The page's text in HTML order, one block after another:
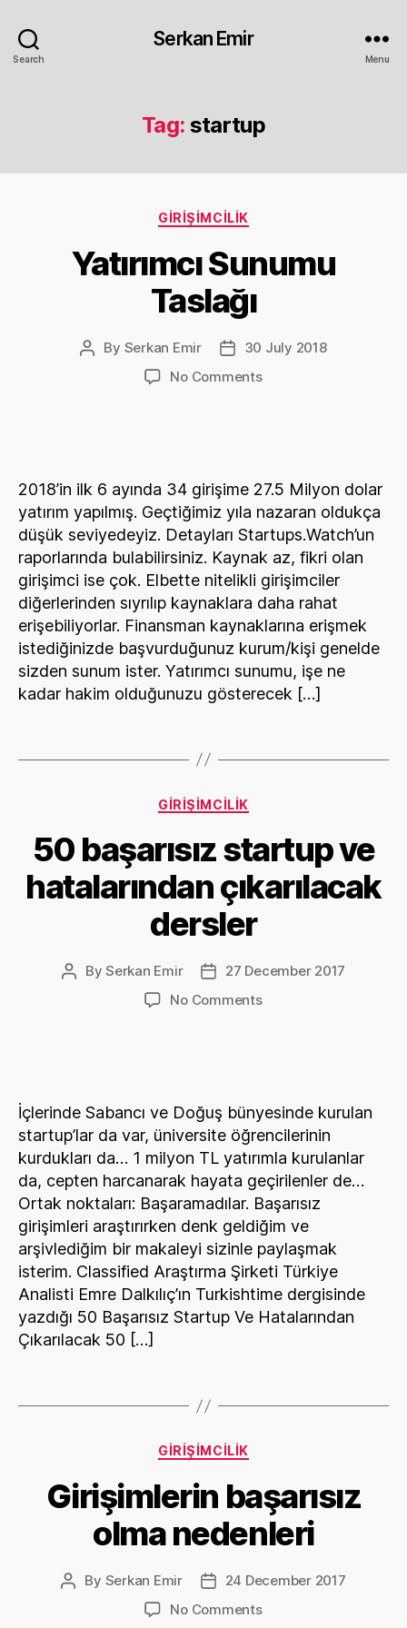
Search
Serkan Emir
Menu
Tag: startup
Categories
GIRIŞIMCILIK
Yatırımcı Sunumu
Taslağı
Post
By Serkan Emir
Post30 July 2018
No Commentson
2018’in ilk 6 ayında 34 girişime 27.5 Milyon dolar
yatırım yapılmış. Geçtiğimiz yıla nazaran oldukça
düşük seviyedeyiz. Detayları Startups.Watch’un
raporlarında bulabilirsiniz. Kaynak az, fikri olan
girişimci ise çok. Elbette nitelikli girişimciler
diğerlerinden sıyrılıp kaynaklara daha rahat
erişebiliyorlar. Finansman kaynaklarına erişmek
istediğinizde başvurduğunuz kurum/kişi genelde
sizden sunum ister. Yatırımcı sunumu, işe ne
kadar hakim olduğunuzu gösterecek […]
Categories
GIRIŞIMCILIK
50 başarısız startup ve
hatalarından çıkarılacak
dersler
PostBySerkan Emir
Post27 December 2017
No Commentson
çıkarılacak
dersler
İçlerinde Sabancı ve Doğuş bünyesinde kurulan
startup’lar da var, üniversite öğrencilerinin
kurdukları da… 1 milyon TL yatırımla kurulanlar
da, cepten harcanarak hayata geçirilenler de…
Ortak noktaları: Başaramadılar. Başarısız
girişimleri araştırırken denk geldiğim ve
arşivlediğim bir makaleyi sizinle paylaşmak
isterim. Classified Araştırma Şirketi Türkiye
Analisti Emre Dalkılıç’ın Turkishtime dergisinde
yazdığı 50 Başarısız Startup Ve Hatalarından
Çıkarılacak 50 […]
Categories
GIRIŞIMCILIK
Girişimlerin başarısız
olma nedenleri
Post
By Serkan Emir
Post24 December 2017
No Commentson